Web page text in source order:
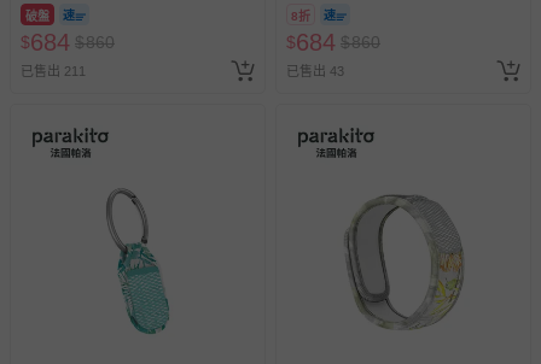
至媽咪愛
LINE@客服ID: @mamilove我們將依序為您處理
與服務，謝謝。
留商品未達活動門檻，將以原價計算，活動贈品亦需一併退
回。
部分商品依據消費者保護法的規定，不適用七天鑑賞期/猶
豫期範圍：
易於腐敗、保存期限較短或解約時即將逾期（例如生鮮
商品、食品等）。
客製化商品（例如客製生日書、姓名貼等）。
破盤
$684 $860
已售出 211
8折
$684 $860
已售出 43